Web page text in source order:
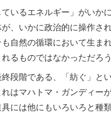
いるエネルギー」がい
、いかに政治的に操作さ
自然の循環において生ま
るものではなかっただろう
段階である、「紡ぐ」と
れはマハトマ・ガンディ
には他にもいろいろと